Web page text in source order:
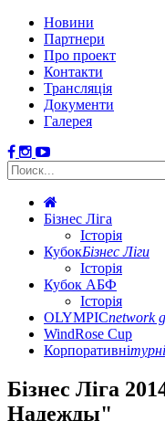
Новини
Партнери
Про проект
Контакти
Трансляція
Документи
Галерея
Бізнес Ліга
Історія
КубокБізнес Ліги
Історія
Кубок АБФ
Історія
OLYMPICnetwork
WindRose Cup
Корпоративні
Бізнес Ліга
Надежды"